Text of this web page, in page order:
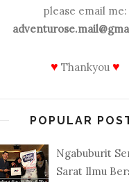
please email me:
♥ Thankyou ♥
POPULAR
Ngabuburit
Sarat Ilmu